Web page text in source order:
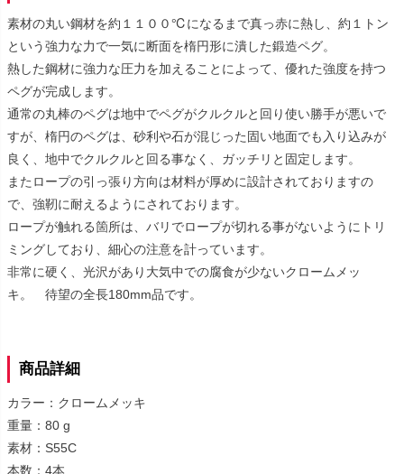
素材の丸い鋼材を約１１００℃になるまで真っ赤に熱し、約１トン
という強力な力で一気に断面を楕円形に潰した鍛造ペグ。
熱した鋼材に強力な圧力を加えることによって、優れた強度を持つ
ペグが完成します。
通常の丸棒のペグは地中でペグがクルクルと回り使い勝手が悪いで
すが、楕円のペグは、砂利や石が混じった固い地面でも入り込みが
良く、地中でクルクルと回る事なく、ガッチリと固定します。
またロープの引っ張り方向は材料が厚めに設計されておりますの
で、強靭に耐えるようにされております。
ロープが触れる箇所は、バリでロープが切れる事がないようにトリ
ミングしており、細心の注意を計っています。
非常に硬く、光沢があり大気中での腐食が少ないクロームメッ
キ。 待望の全長180mm品です。
商品詳細
カラー：クロームメッキ
重量：80 g
素材：S55C
本数：4本